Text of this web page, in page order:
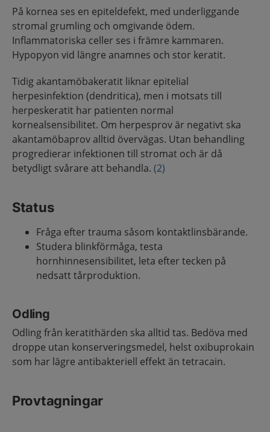
På kornea ses en epiteldefekt, med underliggande
stromal grumling och omgivande ödem.
Inflammatoriska celler ses i främre kammaren.
Hypopyon vid längre anamnes och stor keratit.
Tidig akantamöbakeratit liknar epitelial
herpesinfektion (dendritica), men i motsats till
herpeskeratit har patienten normal
kornealsensibilitet. Om herpesprov är negativt ska
akantamöbaprov alltid övervägas. Utan behandling
progredierar infektionen till stromat och är då
betydligt svårare att behandla. (2)
Status
Fråga efter trauma såsom kontaktlinsbärande.
Studera blinkförmåga, testa
hornhinnesensibilitet, leta efter tecken på
nedsatt tårproduktion.
Odling
Odling från keratithärden ska alltid tas. Bedöva med
droppe utan konserveringsmedel, helst oxibuprokain
som har lägre antibakteriell effekt än tetracain.
Provtagningar